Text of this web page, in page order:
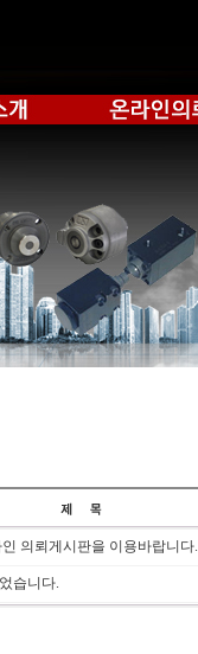
의뢰게시판을 이용바랍니다.
습니다.